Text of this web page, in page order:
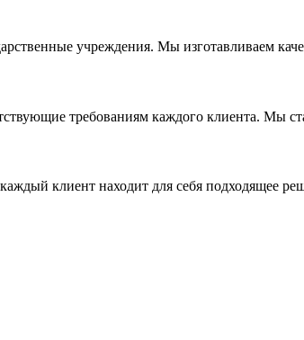
учреждения. Мы изготавливаем
требованиям каждого клиента. Мы
клиент находит для себя подходящее